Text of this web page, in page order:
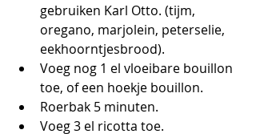
gebruiken Karl Otto. (tijm,
oregano, marjolein, peterselie,
eekhoorntjesbrood).
Voeg nog 1 el vloeibare bouillon
toe, of een hoekje bouillon.
Roerbak 5 minuten.
Voeg 3 el ricotta toe.